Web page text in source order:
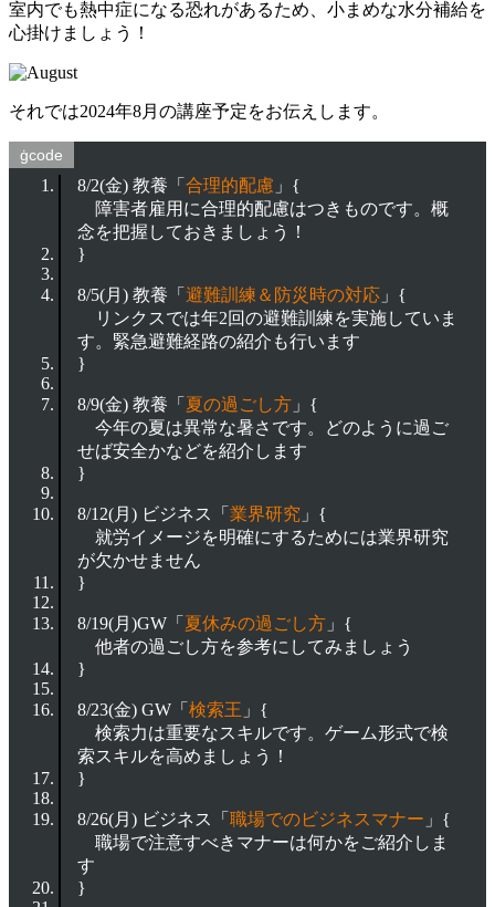
室内でも熱中症になる恐れがあるため、小まめな水分補給を
心掛けましょう！
それでは2024年8月の講座予定をお伝えします。
8/2(金) 教養「 合理的配慮 」{
障害者雇用に合理的配慮はつきものです。概
念を把握しておきましょう！
}
8/5(月) 教養「 避難訓練＆防災時の対応」{
リンクスでは年2回の避難訓練を実施していま
す。緊急避難経路の紹介も行います
}
8/9(金) 教養「 夏の過ごし方」{
今年の夏は異常な暑さです。どのように過ご
せば安全かなどを紹介します
}
8/12(月) ビジネス「 業界研究 」{
就労イメージを明確にするためには業界研究
が欠かせません
}
8/19(月)GW「 夏休みの過ごし方」{
他者の過ごし方を参考にしてみましょう
}
8/23(金) GW「 検索王 」{
検索力は重要なスキルです。ゲーム形式で検
索スキルを高めましょう！
}
8/26(月) ビジネス「 職場でのビジネスマナー 」{
職場で注意すべきマナーは何かをご紹介しま
す
}